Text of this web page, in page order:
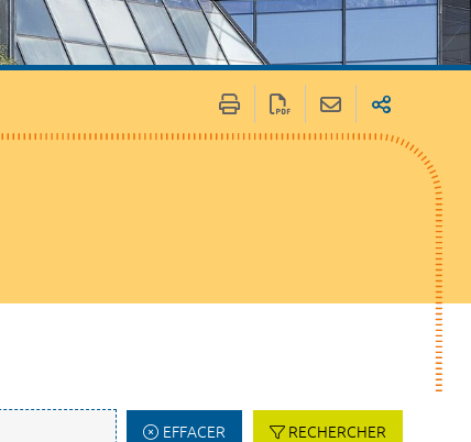
EFFACER RECHERCHER